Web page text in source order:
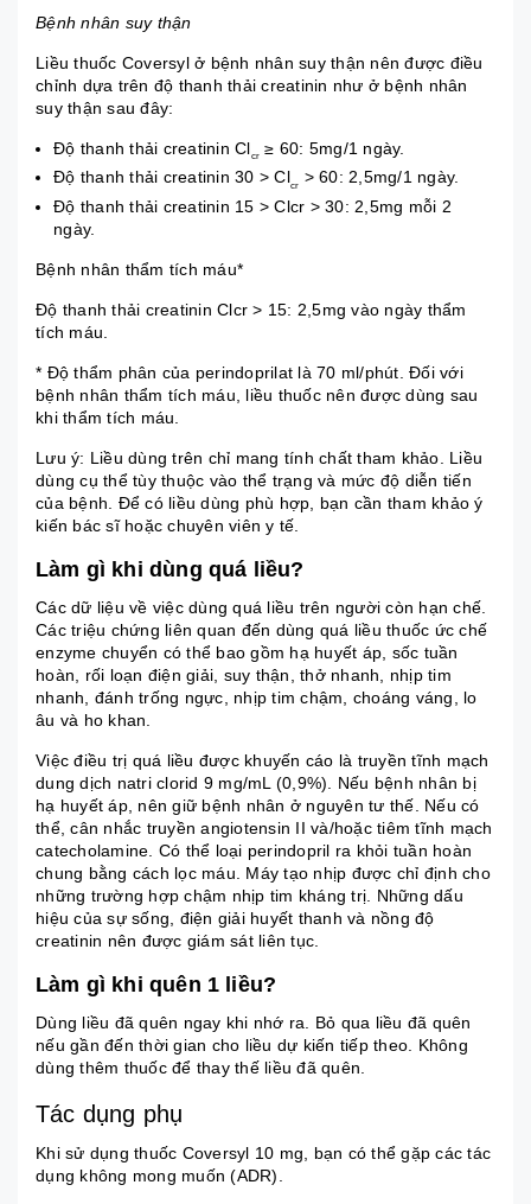
Bệnh nhân suy thận
Liều thuốc Coversyl ở bệnh nhân suy thận nên được điều
chỉnh dựa trên độ thanh thải creatinin như ở bệnh nhân
suy thận sau đây:
Độ thanh thải creatinin Clcr ≥ 60: 5mg/1 ngày.
Độ thanh thải creatinin 30 > Clcr > 60: 2,5mg/1 ngày.
Độ thanh thải creatinin 15 > Clcr > 30: 2,5mg mỗi 2
ngày.
Bệnh nhân thẩm tích máu*
Độ thanh thải creatinin Clcr > 15: 2,5mg vào ngày thẩm
tích máu.
* Độ thẩm phân của perindoprilat là 70 ml/phút. Đối với
bệnh nhân thẩm tích máu, liều thuốc nên được dùng sau
khi thẩm tích máu.
Lưu ý: Liều dùng trên chỉ mang tính chất tham khảo. Liều
dùng cụ thể tùy thuộc vào thể trạng và mức độ diễn tiến
của bệnh. Để có liều dùng phù hợp, bạn cần tham khảo ý
kiến bác sĩ hoặc chuyên viên y tế.
Làm gì khi dùng quá liều?
Các dữ liệu về việc dùng quá liều trên người còn hạn chế.
Các triệu chứng liên quan đến dùng quá liều thuốc ức chế
enzyme chuyển có thể bao gồm hạ huyết áp, sốc tuần
hoàn, rối loạn điện giải, suy thận, thở nhanh, nhịp tim
nhanh, đánh trống ngực, nhịp tim chậm, choáng váng, lo
âu và ho khan.
Việc điều trị quá liều được khuyến cáo là truyền tĩnh mạch
dung dịch natri clorid 9 mg/mL (0,9%). Nếu bệnh nhân bị
hạ huyết áp, nên giữ bệnh nhân ở nguyên tư thế. Nếu có
thể, cân nhắc truyền angiotensin II và/hoặc tiêm tĩnh mạch
catecholamine. Có thể loại perindopril ra khỏi tuần hoàn
chung bằng cách lọc máu. Máy tạo nhịp được chỉ định cho
những trường hợp chậm nhịp tim kháng trị. Những dấu
hiệu của sự sống, điện giải huyết thanh và nồng độ
creatinin nên được giám sát liên tục.
Làm gì khi quên 1 liều?
Dùng liều đã quên ngay khi nhớ ra. Bỏ qua liều đã quên
nếu gần đến thời gian cho liều dự kiến ​​tiếp theo. Không
dùng thêm thuốc để thay thế liều đã quên.
Tác dụng phụ
Khi sử dụng thuốc Coversyl 10 mg, bạn có thể gặp các tác
dụng không mong muốn (ADR).